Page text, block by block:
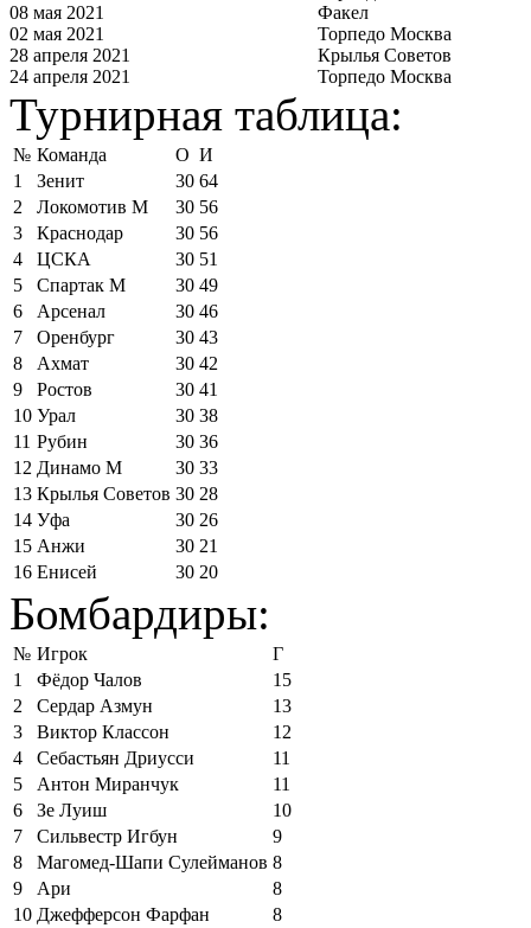
08 мая 2021
Факел
02 мая 2021
Торпедо Москва
28 апреля 2021
Крылья Советов
24 апреля 2021
Торпедо Москва
Турнирная таблица:
№ Команда О И
1
Зенит 30 64
2
Локомотив М 30 56
3
Краснодар 30 56
4
ЦСКА 30 51
5
Спартак М 30 49
6
Арсенал 30 46
7
Оренбург 30 43
8
Ахмат 30 42
9
Ростов 30 41
10 Урал 30 38
11 Рубин 30 36
12 Динамо М 30 33
13 Крылья Советов 30 28
14 Уфа 30 26
15 Анжи 30 21
16 Енисей 30 20
Бомбардиры:
№ Игрок
Г
1
Фёдор Чалов
15
2
Сердар Азмун
13
3
Виктор Классон
12
4
Себастьян Дриусси
11
5
Антон Миранчук
11
6
Зе Луиш
10
7
Сильвестр Игбун
9
8
Магомед-Шапи Сулейманов 8
9
Ари
8
10 Джефферсон Фарфан
8